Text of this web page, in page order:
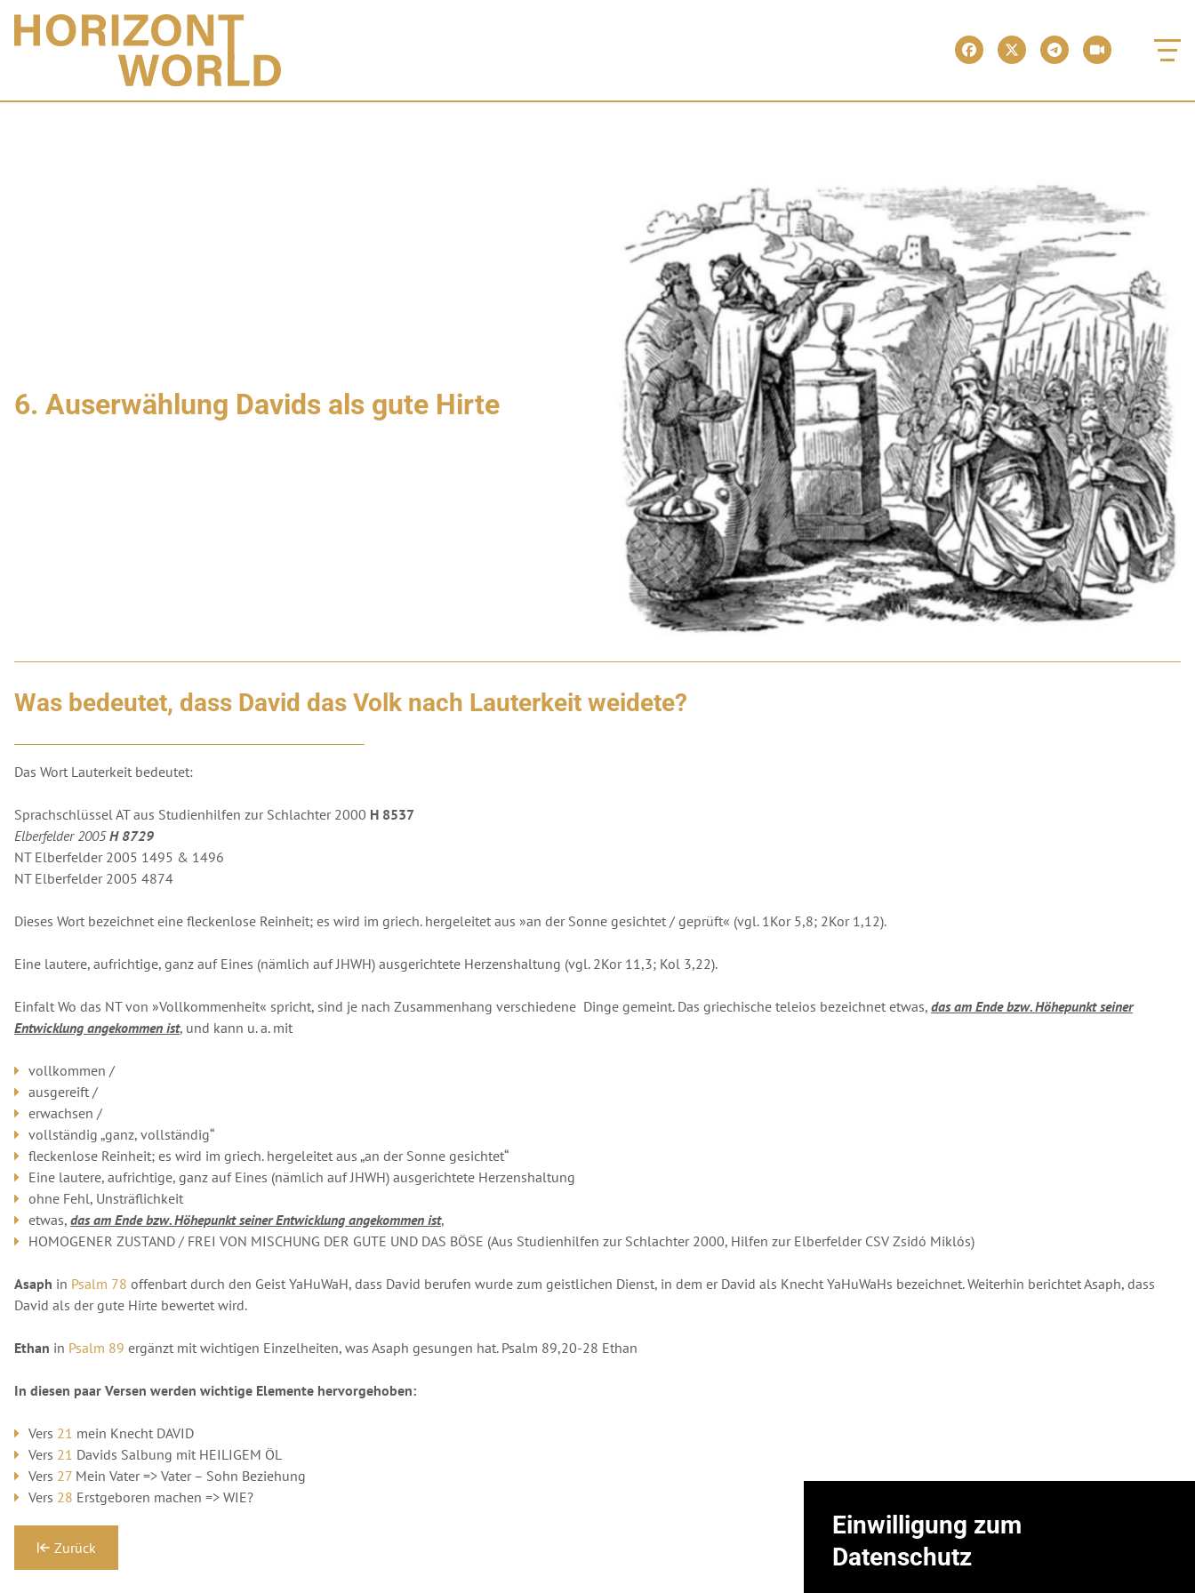
6. Auserwählung Davids als gute Hirte
Was bedeutet, dass David das Volk nach Lauterkeit weidete?
Das Wort Lauterkeit bedeutet:
Sprachschlüssel AT aus Studienhilfen zur Schlachter 2000 H 8537
Elberfelder 2005H 8729
NT Elberfelder 2005 1495 & 1496
NT Elberfelder 2005 4874
Dieses Wort bezeichnet eine fleckenlose Reinheit; es wird im griech. hergeleitet aus »an der Sonne gesichtet / geprüft« (vgl. 1Kor 5,8; 2Kor 1,12).
Eine lautere, aufrichtige, ganz auf Eines (nämlich auf JHWH) ausgerichtete Herzenshaltung (vgl. 2Kor 11,3; Kol 3,22).
Einfalt Wo das NT von »Vollkommenheit« spricht, sind je nach Zusammenhang verschiedene Dinge gemeint. Das griechische teleios bezeichnet etwas, das am Ende bzw. Höhepunkt seiner
Entwicklung angekommen ist, und kann u. a. mit
vollkommen /
ausgereift /
erwachsen /
vollständig „ganz, vollständig“
fleckenlose Reinheit; es wird im griech. hergeleitet aus „an der Sonne gesichtet“
Eine lautere, aufrichtige, ganz auf Eines (nämlich auf JHWH) ausgerichtete Herzenshaltung
ohne Fehl, Unsträflichkeit
etwas, das am Ende bzw. Höhepunkt seiner Entwicklung angekommen ist,
HOMOGENER ZUSTAND / FREI VON MISCHUNG DER GUTE UND DAS BÖSE (Aus Studienhilfen zur Schlachter 2000, Hilfen zur Elberfelder CSV Zsidó Miklós)
Asaph in Psalm 78 offenbart durch den Geist YaHuWaH, dass David berufen wurde zum geistlichen Dienst, in dem er David als Knecht YaHuWaHs bezeichnet. Weiterhin berichtet Asaph, dass
David als der gute Hirte bewertet wird.
Ethan in Psalm 89 ergänzt mit wichtigen Einzelheiten, was Asaph gesungen hat. Psalm 89,20-28 Ethan
In diesen paar Versen werden wichtige Elemente hervorgehoben:
Vers 21 mein Knecht DAVID
Vers 21 Davids Salbung mit HEILIGEM ÖL
Vers 27 Mein Vater => Vater – Sohn Beziehung
Vers 28 Erstgeboren machen => WIE?
Zurück
Einwilligung zum
Datenschutz